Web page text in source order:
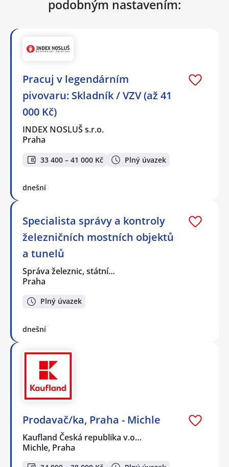
podobným nastavením:
Pracuj v legendárním
pivovaru: Skladník / VZV (až 41
000 Kč)
INDEX NOSLUŠ s.r.o.
Praha
33 400 – 41 000 Kč Plný úvazek
dnešní
Specialista správy a kontroly
železničních mostních objektů
a tunelů
Správa železnic, státní…
Praha
Plný úvazek
dnešní
Prodavač/ka, Praha - Michle
Kaufland Česká republika v.o…
Michle, Praha